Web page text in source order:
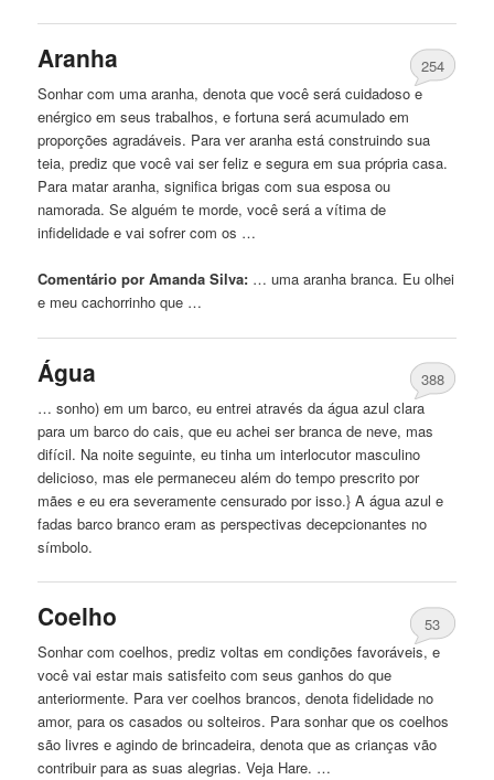
Aranha
254
Sonhar com uma aranha, denota que você será cuidadoso e
enérgico em seus trabalhos, e fortuna será acumulado em
proporções agradáveis. Para ver aranha está construindo sua
teia, prediz que você vai ser feliz e segura em sua própria casa.
Para matar aranha, significa brigas com sua esposa ou
namorada. Se alguém te morde, você será a vítima de
infidelidade e vai sofrer com os …
Comentário por Amanda Silva: … uma aranhabranca. Eu olhei
e meu cachorrinho que …
Água
388
… sonho) em um barco, eu entrei através da água azul clara
para um barco do cais, que eu achei serbranca de neve, mas
difícil. Na noite seguinte, eu tinha um interlocutor masculino
delicioso, mas ele permaneceu além do tempo prescrito por
mães e eu era severamente censurado por isso.} A água azul e
fadas barco branco eram as perspectivas decepcionantes no
símbolo.
Coelho
53
Sonhar com coelhos, prediz voltas em condições favoráveis, e
você vai estar mais satisfeito com seus ganhos do que
anteriormente. Para ver coelhos brancos, denota fidelidade no
amor, para os casados ​​ou solteiros. Para sonhar que os coelhos
são livres e agindo de brincadeira, denota que as crianças vão
contribuir para as suas alegrias. Veja Hare. …